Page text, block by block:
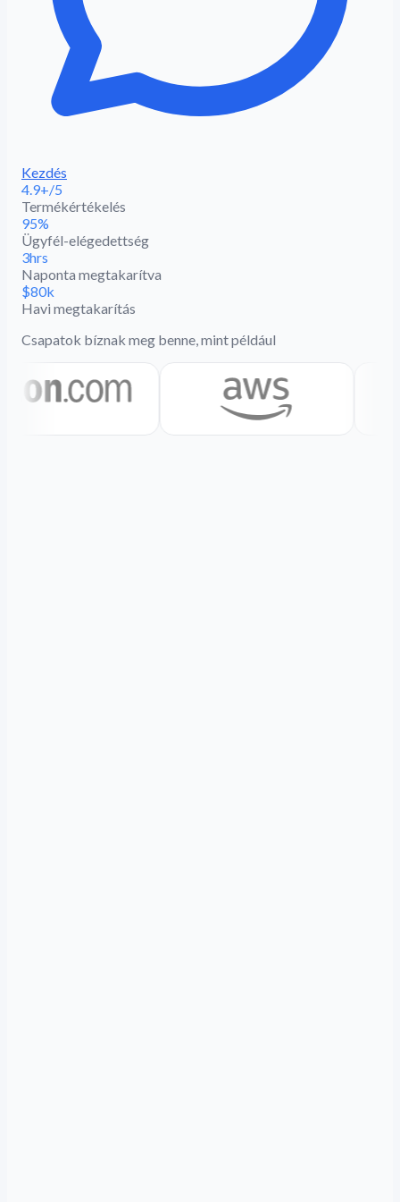
Kezdés
4.9+/5
Termékértékelés
95%
Ügyfél-elégedettség
3hrs
Naponta megtakarítva
$80k
Havi megtakarítás
Csapatok bíznak meg benne, mint például